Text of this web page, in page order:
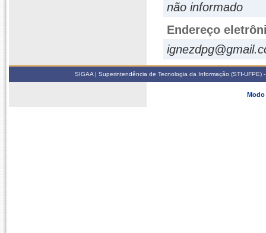
não informado
Endereço
SIGAA | Superintendência de Tecnologia da Informação (STI-
Modo